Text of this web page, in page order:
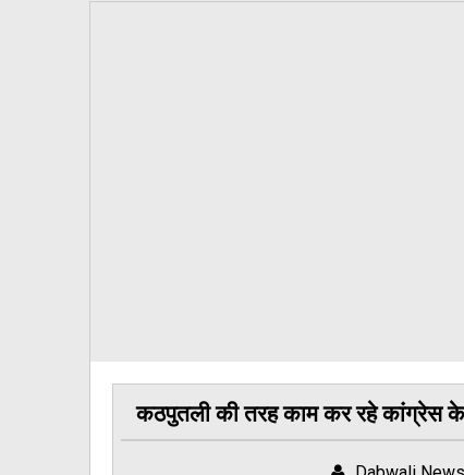
कठपुतली की तरह काम कर रहे कांग्रेस के